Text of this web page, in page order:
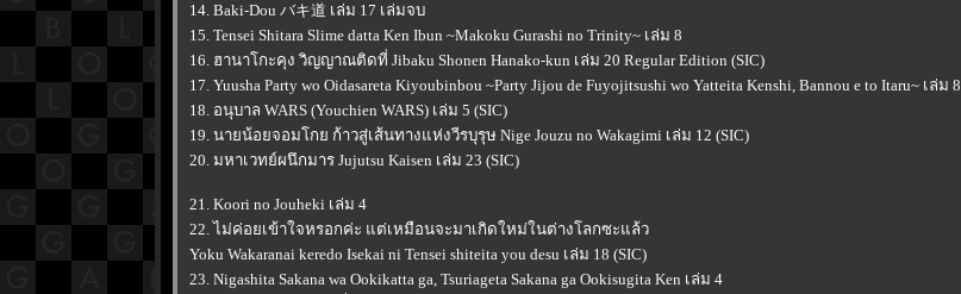
14. Baki-Dou バキ道 เล่ม 17 เล่มจบ
15. Tensei Shitara Slime datta Ken Ibun ~Makoku Gurashi no Trinity~ เล่ม 8
16. ฮานาโกะคุง วิญญาณติดที่ Jibaku Shonen Hanako-kun เล่ม 20 Regular Edition (SIC)
17. Yuusha Party wo Oidasareta Kiyoubinbou ~Party Jijou de Fuyojitsushi wo Yatteita Kenshi, Bannou e to Itaru~ เล่ม 8
18. อนุบาล WARS (Youchien WARS) เล่ม 5 (SIC)
19. นายน้อยจอมโกย ก้าวสู่เส้นทางแห่งวีรบุรุษ Nige Jouzu no Wakagimi เล่ม 12 (SIC)
20. มหาเวทย์ผนึกมาร Jujutsu Kaisen เล่ม 23 (SIC)
21. Koori no Jouheki เล่ม 4
22. ไม่ค่อยเข้าใจหรอกค่ะ แต่เหมือนจะมาเกิดใหม่ในต่างโลกซะแล้ว
Yoku Wakaranai keredo Isekai ni Tensei shiteita you desu เล่ม 18 (SIC)
23. Nigashita Sakana wa Ookikatta ga, Tsuriageta Sakana ga Ookisugita Ken เล่ม 4